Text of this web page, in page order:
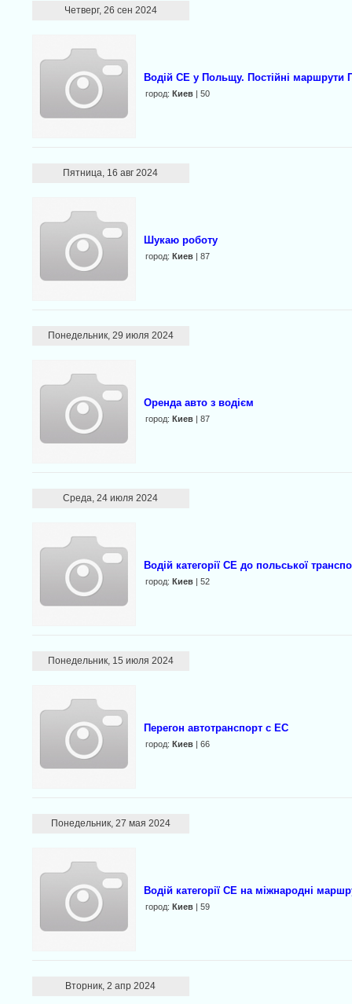
Четверг, 26 сен 2024
Водій СЕ у Польщу. Постійні маршрути
город: Киев| 50
Пятница, 16 авг 2024
Шукаю роботу
город: Киев| 87
Понедельник, 29 июля 2024
Оренда авто з водієм
город: Киев| 87
Среда, 24 июля 2024
Водій категорії СЕ до польської
город: Киев| 52
Понедельник, 15 июля 2024
Перегон автотранспорт с ЕС
город: Киев| 66
Понедельник, 27 мая 2024
Водій категорії СЕ на міжнародні
город: Киев| 59
Вторник, 2 апр 2024